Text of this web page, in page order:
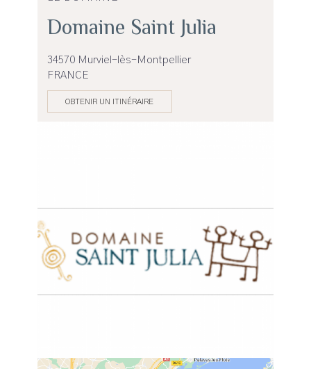
Domaine Saint Julia
34570 Murviel-lès-Montpellier
FRANCE
OBTENIR UN ITINÉRAIRE